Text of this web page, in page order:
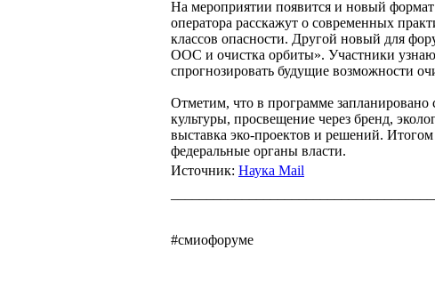
На мероприятии появится и новый
оператора расскажут о современных
классов опасности. Другой новый для
ООС и очистка орбиты». Участники
спрогнозировать будущие возможности
Отметим, что в программе запланировано
культуры, просвещение через бренд,
выставка эко-проектов и решений.
федеральные органы власти.
Источник: Наука Mail
#смиофоруме